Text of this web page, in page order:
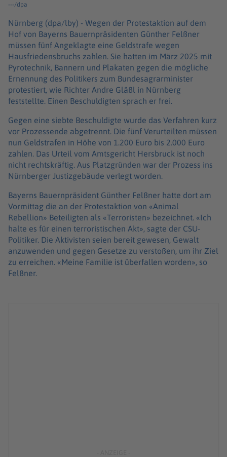
---/dpa
Nürnberg (dpa/lby) - Wegen der Protestaktion auf dem
Hof von Bayerns Bauernpräsidenten Günther Felßner
müssen fünf Angeklagte eine Geldstrafe wegen
Hausfriedensbruchs zahlen. Sie hatten im März 2025 mit
Pyrotechnik, Bannern und Plakaten gegen die mögliche
Ernennung des Politikers zum Bundesagrarminister
protestiert, wie Richter Andre Gläßl in Nürnberg
feststellte. Einen Beschuldigten sprach er frei.
Gegen eine siebte Beschuldigte wurde das Verfahren kurz
vor Prozessende abgetrennt. Die fünf Verurteilten müssen
nun Geldstrafen in Höhe von 1.200 Euro bis 2.000 Euro
zahlen. Das Urteil vom Amtsgericht Hersbruck ist noch
nicht rechtskräftig. Aus Platzgründen war der Prozess ins
Nürnberger Justizgebäude verlegt worden.
Bayerns Bauernpräsident Günther Felßner hatte dort am
Vormittag die an der Protestaktion von «Animal
Rebellion» Beteiligten als «Terroristen» bezeichnet. «Ich
halte es für einen terroristischen Akt», sagte der CSU-
Politiker. Die Aktivisten seien bereit gewesen, Gewalt
anzuwenden und gegen Gesetze zu verstoßen, um ihr Ziel
zu erreichen. «Meine Familie ist überfallen worden», so
Felßner.